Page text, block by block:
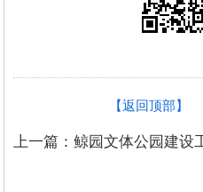
【返回顶部】
上一篇：鲸园文体公园建设